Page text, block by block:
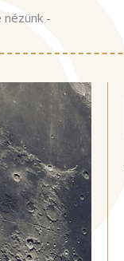
-